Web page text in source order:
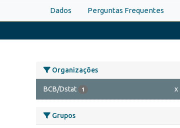
Dados Perguntas Frequentes
Organizações
BCB/Dstat 1 x
Grupos